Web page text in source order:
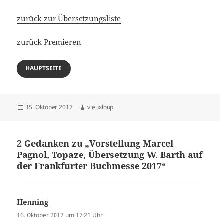
zurück zur Übersetzungsliste
zurück Premieren
HAUPTSEITE
Veröffentlicht
15. Oktober 2017 Autor
vieuxloup
2 Gedanken zu „Vorstellung Marcel
Pagnol, Topaze, Übersetzung W. Barth auf
der Frankfurter Buchmesse 2017“
Henningsagt:
16. Oktober 2017 um 17:21 Uhr